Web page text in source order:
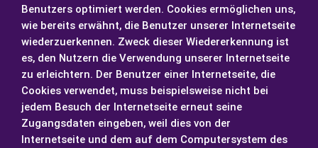
Benutzers optimiert werden. Cookies ermöglichen uns,
wie bereits erwähnt, die Benutzer unserer Internetseite
wiederzuerkennen. Zweck dieser Wiedererkennung ist
es, den Nutzern die Verwendung unserer Internetseite
zu erleichtern. Der Benutzer einer Internetseite, die
Cookies verwendet, muss beispielsweise nicht bei
jedem Besuch der Internetseite erneut seine
Zugangsdaten eingeben, weil dies von der
Internetseite und dem auf dem Computersystem des